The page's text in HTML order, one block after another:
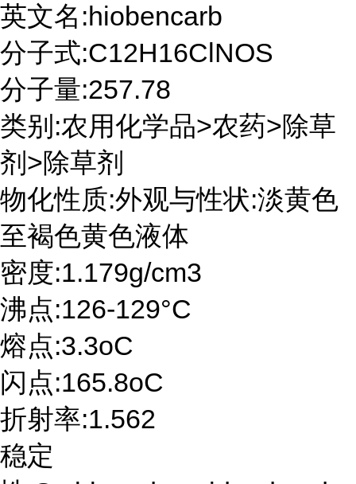
英文名:hiobencarb
分子式:C12H16ClNOS
分子量:257.78
类别:农用化学品>农药>除草
剂>除草剂
物化性质:外观与性状:淡黄色
至褐色黄色液体
密度:1.179g/cm3
沸点:126-129°C
熔点:3.3oC
闪点:165.8oC
折射率:1.562
稳定